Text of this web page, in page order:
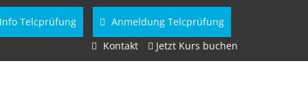
Info Telcprüfung
Anmeldung Telcprüfung
Kontakt
Jetzt Kurs buchen